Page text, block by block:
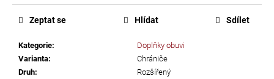
Kategorie:
Doplňky obuvi
Varianta:
Chrániče
Druh:
Rozšířený
Zeptat se Hlídat Sdílet
j
e
e